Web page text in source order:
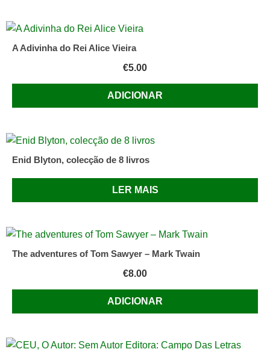
A Adivinha do Rei Alice Vieira
€5.00
ADICIONAR
Enid Blyton, colecção de 8 livros
LER MAIS
The adventures of Tom Sawyer – Mark Twain
€8.00
ADICIONAR